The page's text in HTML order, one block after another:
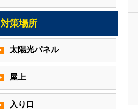
対策場所
太陽光パネル
屋上
入り口